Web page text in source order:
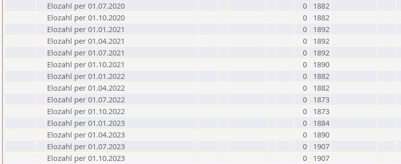
Elozahl per 01.07.2020
0
1882
Elozahl per 01.10.2020
0
1882
Elozahl per 01.01.2021
0
1892
Elozahl per 01.04.2021
0
1892
Elozahl per 01.07.2021
0
1892
Elozahl per 01.10.2021
0
1890
Elozahl per 01.01.2022
0
1882
Elozahl per 01.04.2022
0
1882
Elozahl per 01.07.2022
0
1873
Elozahl per 01.10.2022
0
1873
Elozahl per 01.01.2023
0
1884
Elozahl per 01.04.2023
0
1890
Elozahl per 01.07.2023
0
1907
Elozahl per 01.10.2023
0
1907